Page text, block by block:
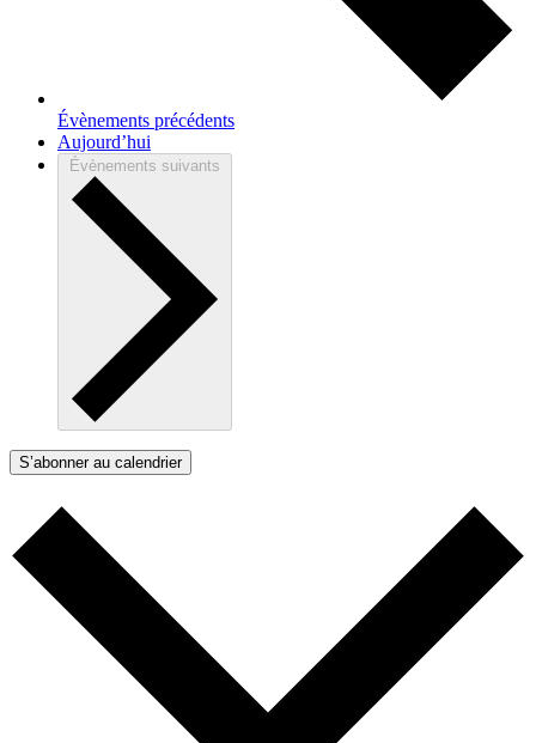
Évènements précédents
Aujourd’hui
Évènements suivants
S’abonner au calendrier